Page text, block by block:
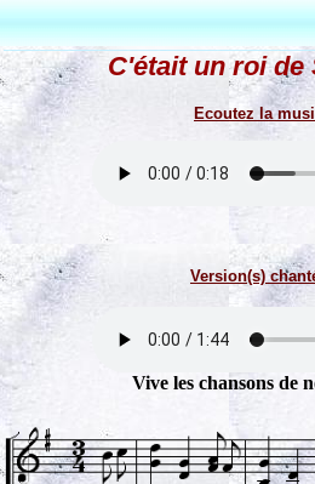
C'était un roi de
Ecoutez la
Version(s)
Vive les chansons de